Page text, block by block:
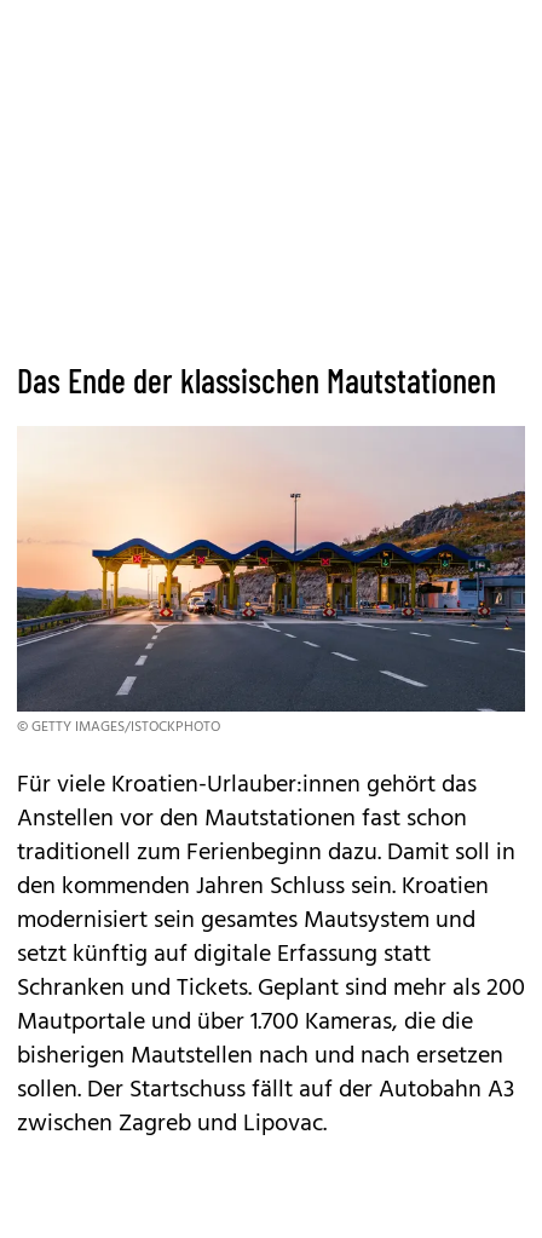
Das Ende der klassischen Mautstationen
© GETTY IMAGES/ISTOCKPHOTO
Für viele Kroatien-Urlauber:innen gehört das
Anstellen vor den Mautstationen fast schon
traditionell zum Ferienbeginn dazu. Damit soll in
den kommenden Jahren Schluss sein. Kroatien
modernisiert sein gesamtes Mautsystem und
setzt künftig auf digitale Erfassung statt
Schranken und Tickets. Geplant sind mehr als 200
Mautportale und über 1.700 Kameras, die die
bisherigen Mautstellen nach und nach ersetzen
sollen. Der Startschuss fällt auf der Autobahn A3
zwischen Zagreb und Lipovac.